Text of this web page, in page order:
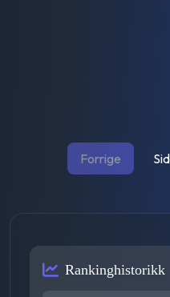
Forrige
Rankinghistorikk